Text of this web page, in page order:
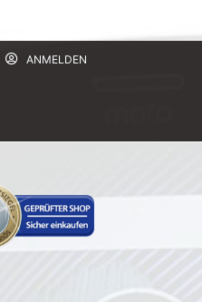
ANMELDEN